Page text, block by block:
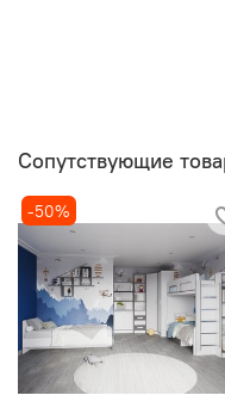
Сопутствующие
-50%